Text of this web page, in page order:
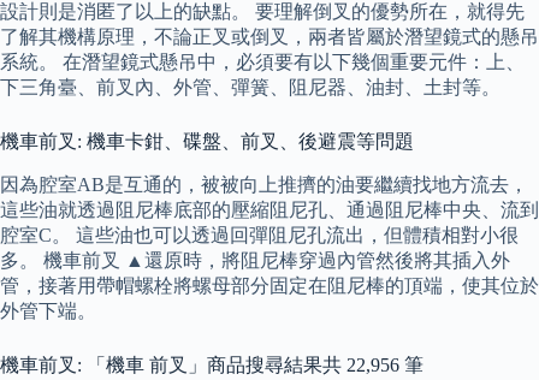
設計則是消匿了以上的缺點。 要理解倒叉的優勢所在，就得先
了解其機構原理，不論正叉或倒叉，兩者皆屬於潛望鏡式的懸吊
系統。 在潛望鏡式懸吊中，必須要有以下幾個重要元件：上、
下三角臺、前叉內、外管、彈簧、阻尼器、油封、土封等。
機車前叉: 機車卡鉗、碟盤、前叉、後避震等問題
因為腔室AB是互通的，被被向上推擠的油要繼續找地方流去，
這些油就透過阻尼棒底部的壓縮阻尼孔、通過阻尼棒中央、流到
腔室C。 這些油也可以透過回彈阻尼孔流出，但體積相對小很
多。 機車前叉 ▲還原時，將阻尼棒穿過內管然後將其插入外
管，接著用帶帽螺栓將螺母部分固定在阻尼棒的頂端，使其位於
外管下端。
機車前叉: 「機車 前叉」商品搜尋結果共 22,956 筆